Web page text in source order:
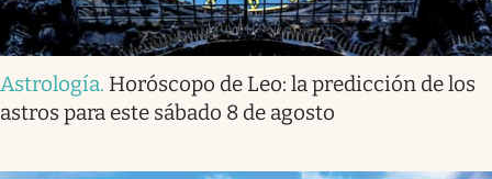
Astrología. Horóscopo de Leo: la predicción de los
astros para este sábado 8 de agosto